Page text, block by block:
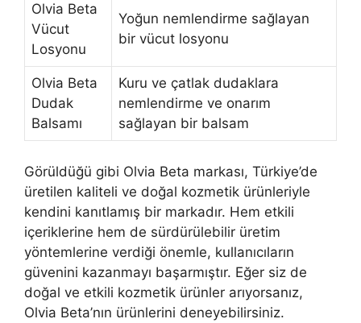
Olvia Beta
Vücut
Losyonu
Yoğun nemlendirme sağlayan
bir vücut losyonu
Olvia Beta
Dudak
Balsamı
Kuru ve çatlak dudaklara
nemlendirme ve onarım
sağlayan bir balsam
Görüldüğü gibi Olvia Beta markası, Türkiye’de
üretilen kaliteli ve doğal kozmetik ürünleriyle
kendini kanıtlamış bir markadır. Hem etkili
içeriklerine hem de sürdürülebilir üretim
yöntemlerine verdiği önemle, kullanıcıların
güvenini kazanmayı başarmıştır. Eğer siz de
doğal ve etkili kozmetik ürünler arıyorsanız,
Olvia Beta’nın ürünlerini deneyebilirsiniz.